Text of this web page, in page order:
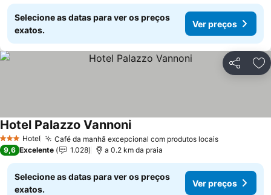
Selecione as datas para ver os preços
exatos.
Ver preços
Partilhar
3 EstrelasHotel Café da manhã excepcional com produtos locaisVer preços
Hotel Palazzo VannoniVer preços
9,6 Excelente 1.028 a 0.2 km da praia
Selecione as datas para ver os preços
exatos.
Ver preços